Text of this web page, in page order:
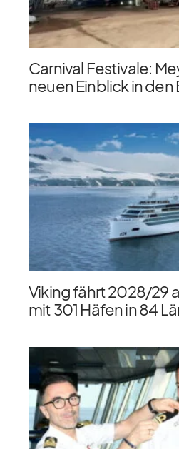
Carnival Festivale:
neuen Einblick in den
Viking fährt 2028/​29
mit 301 Häfen in 84